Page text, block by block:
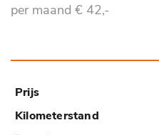
per maand € 42,-